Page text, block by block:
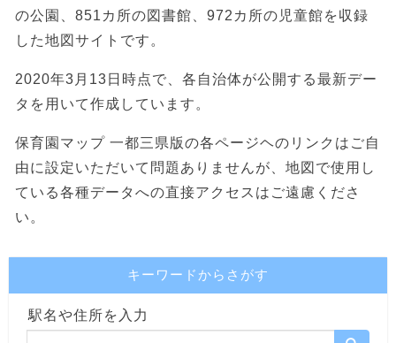
の公園、851カ所の図書館、972カ所の児童館を収録
した地図サイトです。
2020年3月13日時点で、各自治体が公開する最新デー
タを用いて作成しています。
保育園マップ 一都三県版の各ページヘのリンクはご自
由に設定いただいて問題ありませんが、地図で使用し
ている各種データへの直接アクセスはご遠慮くださ
い。
キーワードからさがす
駅名や住所を入力